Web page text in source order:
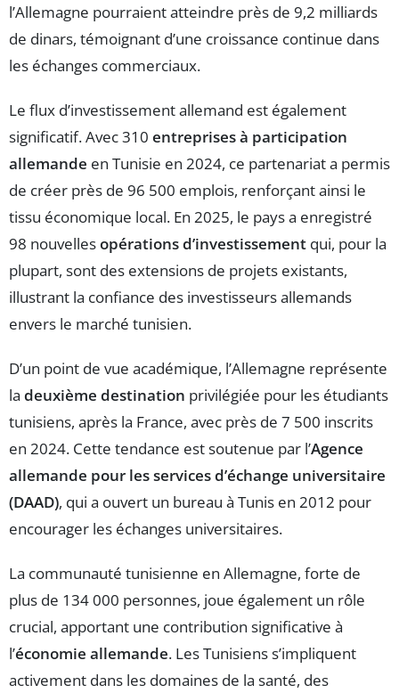
l’Allemagne pourraient atteindre près de 9,2 milliards
de dinars, témoignant d’une croissance continue dans
les échanges commerciaux.
Le flux d’investissement allemand est également
significatif. Avec 310 entreprises à participation
allemande en Tunisie en 2024, ce partenariat a permis
de créer près de 96 500 emplois, renforçant ainsi le
tissu économique local. En 2025, le pays a enregistré
98 nouvellesopérations d’investissement qui, pour la
plupart, sont des extensions de projets existants,
illustrant la confiance des investisseurs allemands
envers le marché tunisien.
D’un point de vue académique, l’Allemagne représente
la deuxième destination privilégiée pour les étudiants
tunisiens, après la France, avec près de 7 500 inscrits
en 2024. Cette tendance est soutenue par l’Agence
allemande pour les services d’échange universitaire
(DAAD), qui a ouvert un bureau à Tunis en 2012 pour
encourager les échanges universitaires.
La communauté tunisienne en Allemagne, forte de
plus de 134 000 personnes, joue également un rôle
crucial, apportant une contribution significative à
l’économie allemande. Les Tunisiens s’impliquent
activement dans les domaines de la santé, des